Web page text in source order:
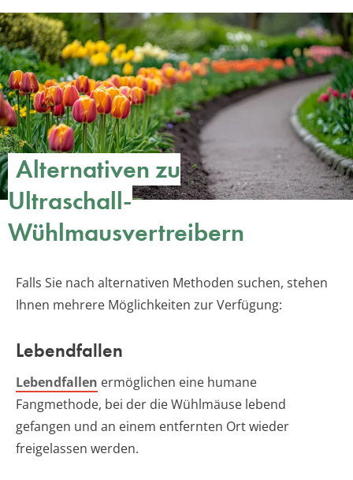
Alternativen zu
Ultraschall-
Wühlmausvertreibern
Falls Sie nach alternativen Methoden suchen, stehen
Ihnen mehrere Möglichkeiten zur Verfügung:
Lebendfallen
Lebendfallen ermöglichen eine humane
Fangmethode, bei der die Wühlmäuse lebend
gefangen und an einem entfernten Ort wieder
freigelassen werden.